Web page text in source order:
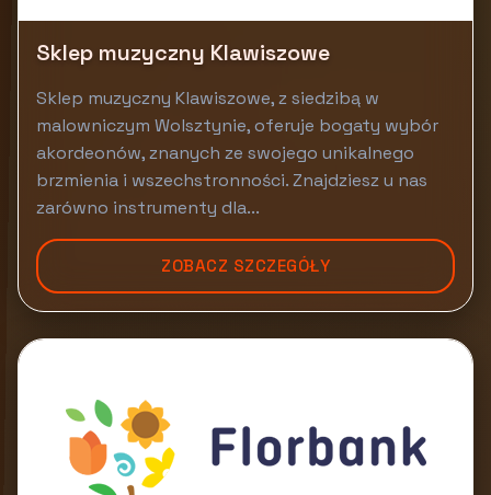
Sklep muzyczny Klawiszowe
Sklep muzyczny Klawiszowe, z siedzibą w
malowniczym Wolsztynie, oferuje bogaty wybór
akordeonów, znanych ze swojego unikalnego
brzmienia i wszechstronności. Znajdziesz u nas
zarówno instrumenty dla...
ZOBACZ SZCZEGÓŁY